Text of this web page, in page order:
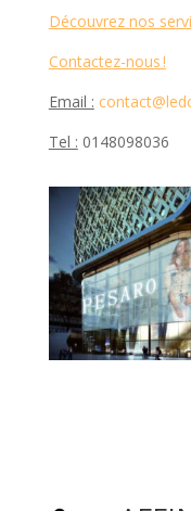
Découvrez nos
Contactez-nous !
Email :
Tel : 0148098036